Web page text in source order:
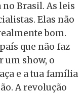
Brasil. As leis
Elas não
bom.
que não faz
um show, o
e a tua família
A revolução